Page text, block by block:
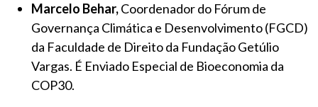
Marcelo Behar,Coordenador do Fórum de
Governança Climática e Desenvolvimento (FGCD)
da Faculdade de Direito da Fundação Getúlio
Vargas. É Enviado Especial de Bioeconomia da
COP30.